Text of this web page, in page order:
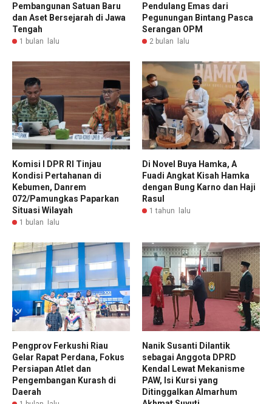
Pembangunan Satuan Baru
dan Aset Bersejarah di Jawa
Tengah
1 bulan lalu
Pendulang Emas dari
Pegunungan Bintang Pasca
Serangan OPM
2 bulan lalu
Komisi I DPR RI Tinjau
Kondisi Pertahanan di
Kebumen, Danrem
072/Pamungkas Paparkan
Situasi Wilayah
1 bulan lalu
Di Novel Buya Hamka, A
Fuadi Angkat Kisah Hamka
dengan Bung Karno dan Haji
Rasul
1 tahun lalu
Pengprov Ferkushi Riau
Gelar Rapat Perdana, Fokus
Persiapan Atlet dan
Pengembangan Kurash di
Daerah
Nanik Susanti Dilantik
sebagai Anggota DPRD
Kendal Lewat Mekanisme
PAW, Isi Kursi yang
Ditinggalkan Almarhum